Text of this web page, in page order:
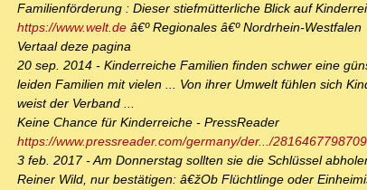
Familienförderung : Dieser stiefmütterliche Blick auf
https://www.welt.de â€º Regionales â€º Nordrhein-Westfalen
Vertaal deze pagina
20 sep. 2014 - Kinderreiche Familien finden schwer eine
leiden Familien mit vielen ... Von ihrer Umwelt fühlen sich
weist der Verband ...
Keine Chance für Kinderreiche - PressReader
https://www.pressreader.com/germany/der.../
3 feb. 2017 - Am Donnerstag sollten sie die Schlüssel
Reiner Wild, nur bestätigen: â€žOb Flüchtlinge oder